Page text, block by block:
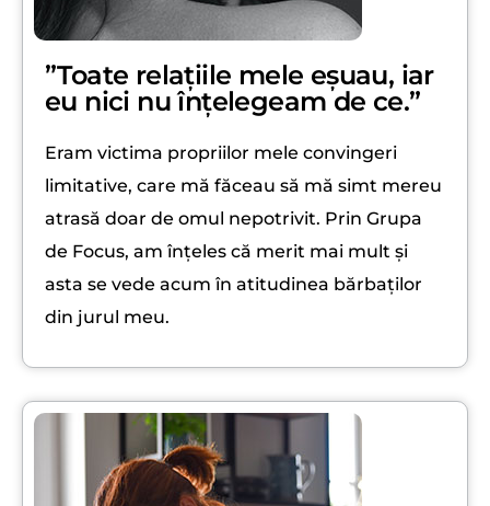
”Toate relațiile mele eșuau, iar
eu nici nu înțelegeam de ce.”
Eram victima propriilor mele convingeri
limitative, care mă făceau să mă simt mereu
atrasă doar de omul nepotrivit. Prin Grupa
de Focus, am înțeles că merit mai mult și
asta se vede acum în atitudinea bărbaților
din jurul meu.